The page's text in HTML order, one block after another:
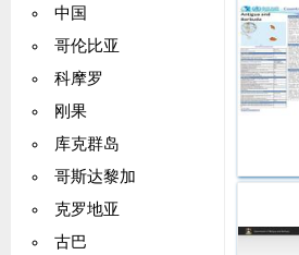
中国
哥伦比亚
科摩罗
刚果
库克群岛
哥斯达黎加
克罗地亚
古巴